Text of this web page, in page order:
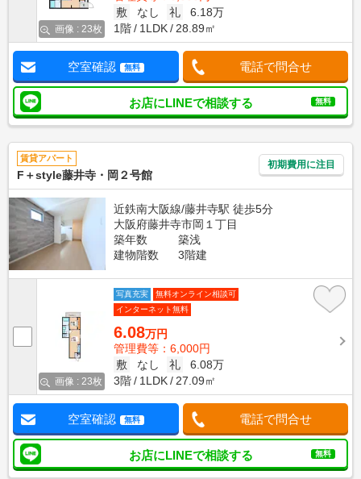
画像 : 23枚
敷
なし 礼
6.18万
1階
1LDK 28.89㎡
空室確認 無料 電話で問合せ
お店にLINEで相談する 無料
賃貸アパート
F＋style藤井寺・岡２号館
初期費用に注目
近鉄南大阪線/藤井寺駅 徒歩5分
大阪府藤井寺市岡１丁目
築年数
築浅
建物階数
3階建
画像 : 23枚
写真充実
無料オンライン相談可
インターネット無料
6.08万円
管理費等：6,000円
敷
なし 礼
6.08万
3階
1LDK 27.09㎡
空室確認 無料 電話で問合せ
お店にLINEで相談する 無料